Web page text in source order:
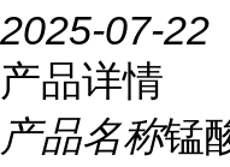
2025-07-22
产品详情
产品名称锰